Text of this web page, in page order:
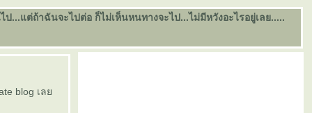
ป...แต่ถ้าฉันจะไปต่อ ก็ไม่เห็นหนทางจะไป...ไม่มีหวังอะไรอยู่เลย.....
blog เล